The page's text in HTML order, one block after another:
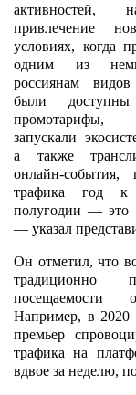
активностей,
привлечение
условиях, когда
одним из
россиянам
были доступны
запускали
а также
онлайн-события,
трафика год
полугодии — это
— указал
Он отметил, что
традиционно
посещаемости
Например, в 2020
премьер
трафика на
вдвое за неделю,